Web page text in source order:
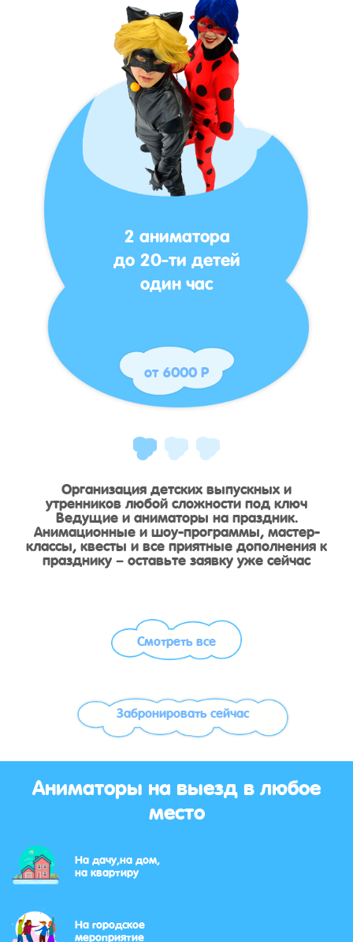
2 аниматора
до 20-ти детей
один час
от 6000 Р
Организация детских выпускных и
утренников любой сложности под ключ
Ведущие и аниматоры на праздник.
Анимационные и шоу-программы, мастер-
классы, квесты и все приятные дополнения к
празднику – оставьте заявку уже сейчас
Смотреть все
Забронировать сейчас
Аниматоры на выезд в любое
место
На дачу,на дом,
на квартиру
На городское
мероприятие